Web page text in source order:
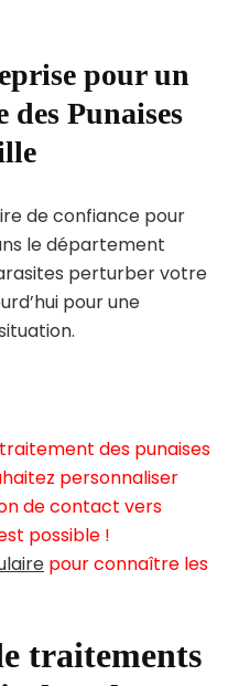
pour un
Punaises
de confiance pour
le département
perturber votre
pour une
des punaises
personnaliser
de contact vers
possible !
pour connaître les
traitements